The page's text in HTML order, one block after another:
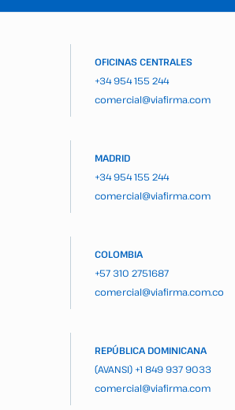
OFICINAS CENTRALES
+34 954 155 244
comercial@viafirma.com
MADRID
+34 954 155 244
comercial@viafirma.com
COLOMBIA
+57 310 2751687
comercial@viafirma.com.co
REPÚBLICA DOMINICANA
(AVANSI) +1 849 937 9033
comercial@viafirma.com